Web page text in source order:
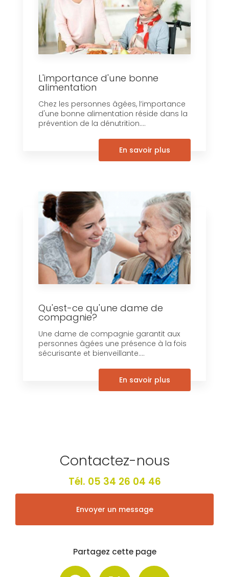
L'importance d'une bonne
alimentation
Chez les personnes âgées, l’importance
d'une bonne alimentation réside dans la
prévention de la dénutrition....
En savoir plus
Qu'est-ce qu'une dame de
compagnie?
Une dame de compagnie garantit aux
personnes âgées une présence à la fois
sécurisante et bienveillante....
En savoir plus
Contactez-nous
Tél. 05 34 26 04 46
Envoyer un message
Partagez cette page
Facebook